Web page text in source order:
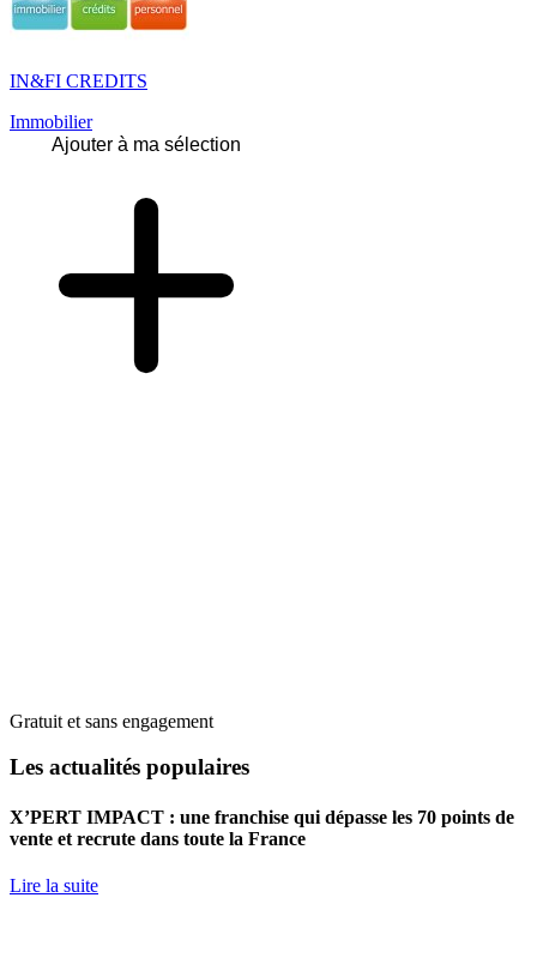
IN&FI CREDITS
Immobilier
Ajouter à ma sélection
Gratuit et sans engagement
Les actualités populaires
X’PERT IMPACT : une franchise qui dépasse les 70 points de
vente et recrute dans toute la France
Lire la suite